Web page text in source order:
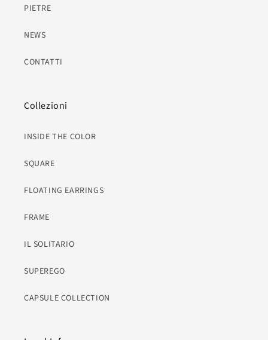
PIETRE
NEWS
CONTATTI
Collezioni
INSIDE THE COLOR
SQUARE
FLOATING EARRINGS
FRAME
IL SOLITARIO
SUPEREGO
CAPSULE COLLECTION